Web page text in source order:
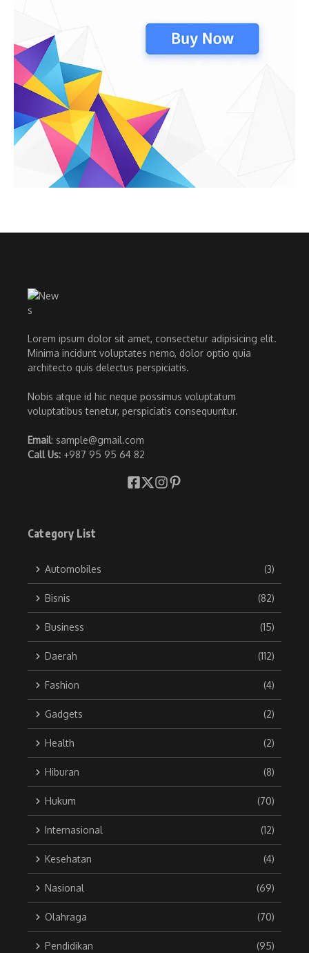
Lorem ipsum dolor sit amet, consectetur adipisicing elit.
Minima incidunt voluptates nemo, dolor optio quia
architecto quis delectus perspiciatis.
Nobis atque id hic neque possimus voluptatum
voluptatibus tenetur, perspiciatis consequuntur.
Email: sample@gmail.com
Call Us: +987 95 95 64 82
Category List
Automobiles (3)
Bisnis (82)
Business (15)
Daerah (112)
Fashion (4)
Gadgets (2)
Health (2)
Hiburan (8)
Hukum (70)
Internasional (12)
Kesehatan (4)
Nasional (69)
Olahraga (70)
Pendidikan (95)